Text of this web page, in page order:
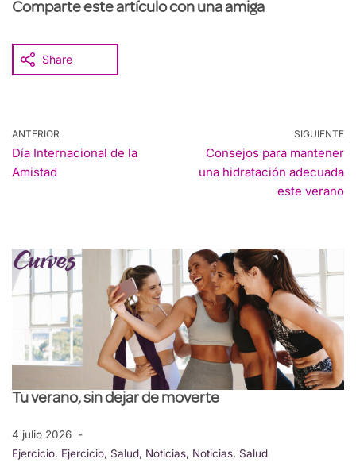
Comparte este artículo con una amiga
Share
ANTERIOR
Día Internacional de la
Amistad
SIGUIENTE
Consejos para mantener
una hidratación adecuada
este verano
Tu verano, sin dejar de moverte
4 julio 2026
Ejercicio, Ejercicio, Salud, Noticias, Noticias, Salud